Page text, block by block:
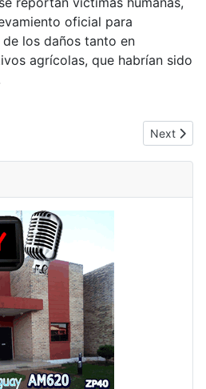
oficial para
los daños tanto en
agrícolas, que habrían sido
Next
Next